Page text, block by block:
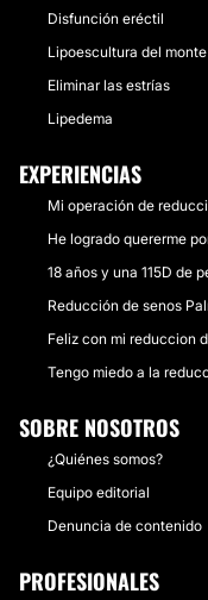
Disfunción eréctil
Lipoescultura del
Eliminar las estrías
Lipedema
EXPERIENCIAS
Mi operación de
He logrado quererme
18 años y una 115D de
Reducción de senos
Feliz con mi reduccion
Tengo miedo a la
SOBRE NOSOTROS
¿Quiénes somos?
Equipo editorial
Denuncia de contenido
PROFESIONALES